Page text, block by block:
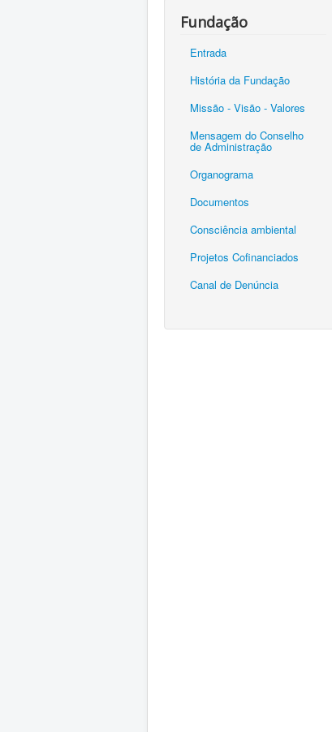
Fundação
Entrada
História da Fundação
Missão - Visão - Valores
Mensagem do Conselho
de Administração
Organograma
Documentos
Consciência ambiental
Projetos Cofinanciados
Canal de Denúncia